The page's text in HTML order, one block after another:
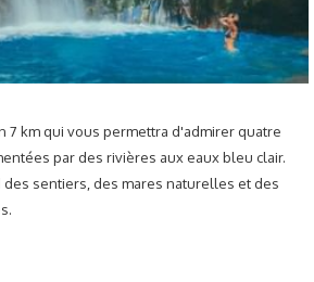
7 km qui vous permettra d'admirer quatre
par des rivières aux eaux bleu clair.
sentiers, des mares naturelles et des